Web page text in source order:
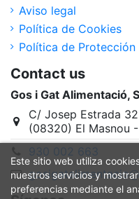
Aviso legal
Política de Cookies
Política de Protección
Contact us
Gos i Gat Alimentació,
C/ Josep Estrada 32
(08320) El Masnou
930 002 663
Este sitio web utiliza
nuestros servicios y
preferencias mediante el